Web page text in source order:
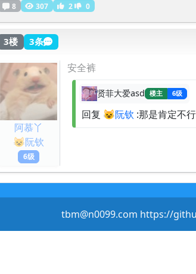
8
307 2 0
3楼 3条
阿慕丫
😺阮钦
6级
安全裤
贤菲大爱asd 楼主 6级
回复 😺阮钦 :那是肯定不
tbm@n0099.com https://